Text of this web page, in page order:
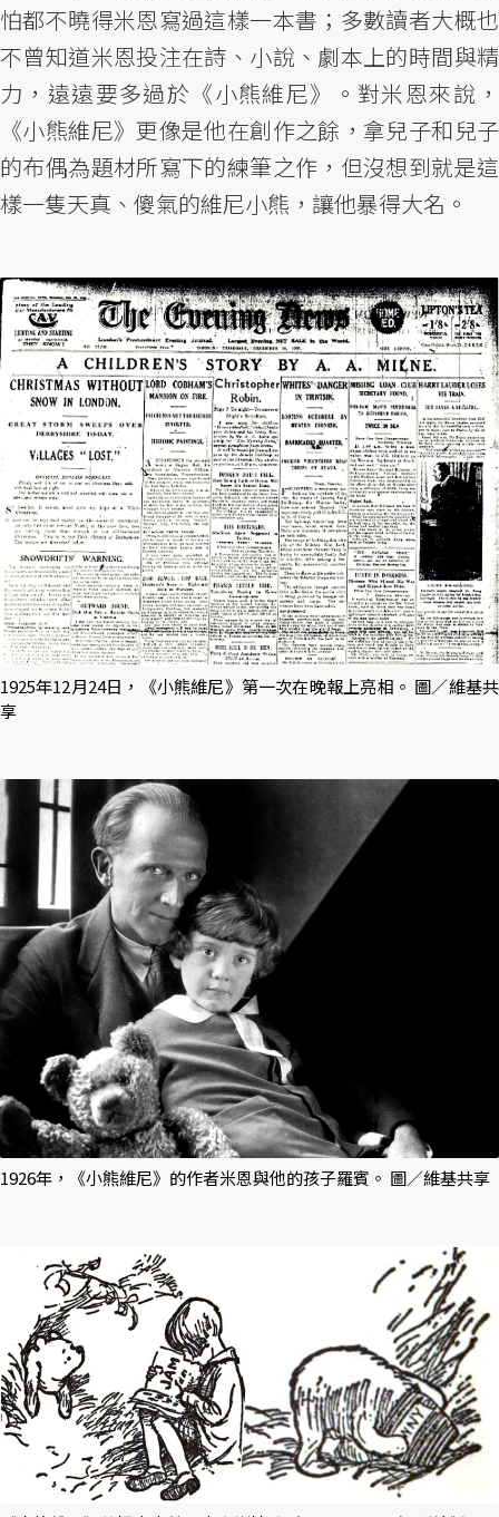
怕都不曉得米恩寫過這樣一本書；多數讀者大概也
不曾知道米恩投注在詩、小說、劇本上的時間與精
力，遠遠要多過於《小熊維尼》。對米恩來說，
《小熊維尼》更像是他在創作之餘，拿兒子和兒子
的布偶為題材所寫下的練筆之作，但沒想到就是這
樣一隻天真、傻氣的維尼小熊，讓他暴得大名。
1925年12月24日，《小熊維尼》第一次在晚報上亮相。 圖／維基共
享
1926年，《小熊維尼》的作者米恩與他的孩子羅賓。 圖／維基共享